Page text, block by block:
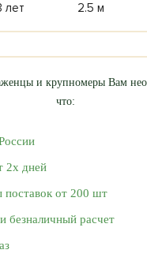
лет 2.5 м
и крупномеры Вам
что:
2х дней
от 200 шт
безналичный расчет